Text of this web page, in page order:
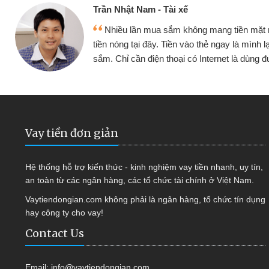
đều vay
tục mua
Tôi kinh doanh buôn bán nhỏ
hàng, nhờ biết đến website qua
quyết được công việc của mình
Vay tiền đơn giản
Hệ thống hỗ trợ kiến thức - kinh nghiệm vay tiền nhanh, uy tín,
an toàn từ các ngân hàng, các tổ chức tài chính ở Việt Nam.
Vaytiendongian.com không phải là ngân hàng, tổ chức tín dụng
hay công ty cho vay!
Contact Us